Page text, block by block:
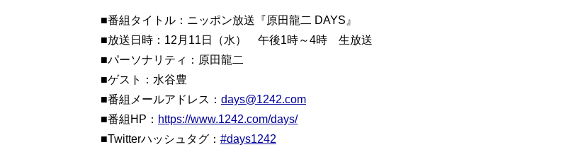
■番組タイトル：ニッポン放送『原田龍二 DAYS』
■放送日時：12月11日（水） 午後1時～4時 生放送
■パーソナリティ：原田龍二
■ゲスト：水谷豊
■番組メールアドレス： days@1242.com
■番組HP： https://www.1242.com/days/
■Twitterハッシュタグ： #days1242